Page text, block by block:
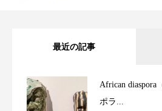
最近の記事
African diaspora
ポラ...